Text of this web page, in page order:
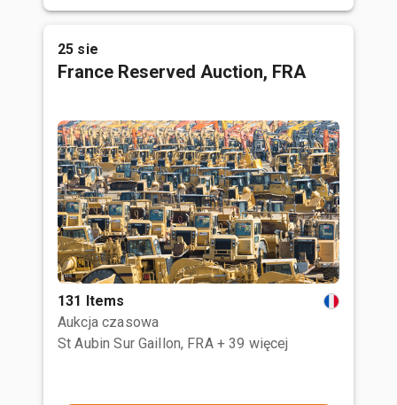
25 sie
France Reserved Auction, FRA
131 Items
Aukcja czasowa
St Aubin Sur Gaillon, FRA + 39 więcej